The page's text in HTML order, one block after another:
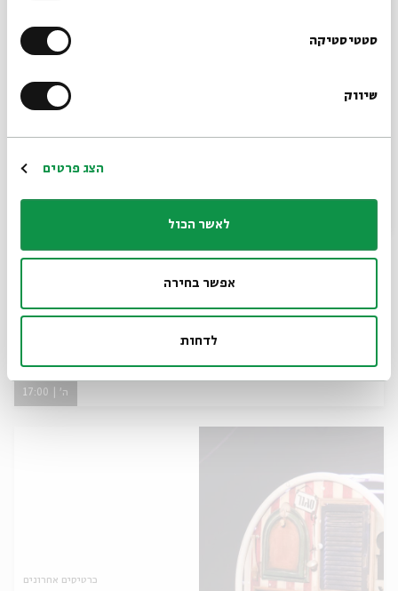
סטטיסטיקה
שיווק
הצג פרטים
לאשר הכול
אפשר בחירה
לדחות
27.12
כרטיסים אחרונים
אגדות הלבנה || חודש טבת 24.12
אגדות הלבנה || חודש טבת 2015
ה' | 17:00
כרטיסים אחרונים